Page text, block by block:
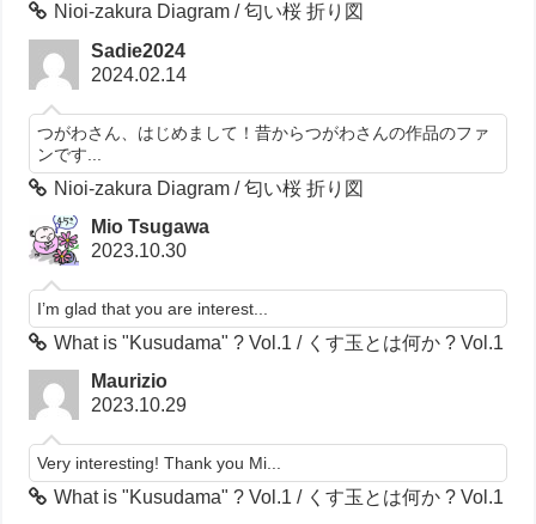
Nioi-zakura Diagram / 匂い桜 折り図
Sadie2024
2024.02.14
つがわさん、はじめまして！昔からつがわさんの作品のファ
ンです...
Nioi-zakura Diagram / 匂い桜 折り図
Mio Tsugawa
2023.10.30
I’m glad that you are interest...
What is "Kusudama" ? Vol.1 / くす玉とは何か ? Vol.1
Maurizio
2023.10.29
Very interesting! Thank you Mi...
What is "Kusudama" ? Vol.1 / くす玉とは何か ? Vol.1